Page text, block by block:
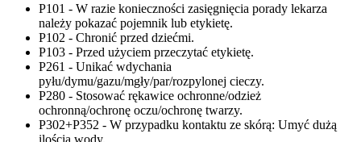
P101 - W razie konieczności zasięgnięcia porady lekarza
należy pokazać pojemnik lub etykietę.
P102 - Chronić przed dziećmi.
P103 - Przed użyciem przeczytać etykietę.
P261 - Unikać wdychania
pyłu/dymu/gazu/mgły/par/rozpylonej cieczy.
P280 - Stosować rękawice ochronne/odzież
ochronną/ochronę oczu/ochronę twarzy.
P302+P352 - W przypadku kontaktu ze skórą: Umyć dużą
ilością wody.